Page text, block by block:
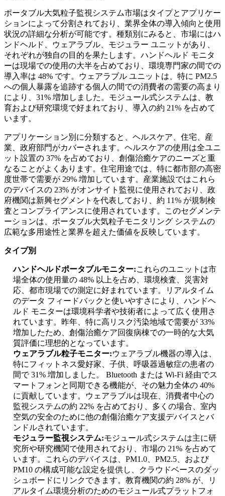
ポータブル大気粒子監視システム市場はタイプとアプリケー
ションによって分割されており、業界全体の導入傾向と使用
状況の詳細な分析が可能です。種類別にみると、市場にはハ
ンドヘルド、ウェアラブル、モジュラー ユニットがあり、
それぞれが独自の目的を果たします。ハンドヘルド モニタ
ーは現場での使用の大半を占めており、環境専門家の間での
導入率は 48% です。ウェアラブル ユニットは、特に PM2.5
への個人暴露を追跡する個人の間での消費者の需要の高まり
により、31% 増加しました。モジュール式システムは、教
育および研究環境で好まれており、導入の約 21% を占めて
います。
アプリケーション別に分類すると、ヘルスケア、住宅、産
業、政府部門がカバーされます。ヘルスケアの使用は全ユニ
ット設置の 37% を占めており、創傷治癒ケアのニーズと重
なることがよくあります。住宅用途では、特に都市部の高密
度世帯で需要が 29% 増加しています。産業施設ではこれら
のデバイスの 23% がオンサイト監視に使用されており、政
府機関は新興セグメントを代表しており、約 11% が規制検
査とコンプライアンスに使用されています。このセグメンテ
ーションは、ポータブル大気粒子モニタリング システムの
広範な多用途性と業界を超えた価値を反映しています。
タイプ別
ハンドヘルドポータブルモニター:これらのユニットは市
場全体の使用量の 48% 以上を占め、環境検査、災害対
応、都市現場での測定に好まれています。リアルタイム
のデータ フィードバックと使いやすさにより、ハンドヘ
ルド モニターは環境科学者や技術者によって広く使用さ
れています。昨年、特に高リスク汚染地域で需要が 33%
増加したため、創傷治癒ケア回復病棟での一時的な大気
質評価に理想的となっています。
ウェアラブル粒子モニター:ウェアラブル機器の導入は、
特にフィットネス愛好家、子供、呼吸器過敏症の患者の
間で 31% 増加しました。 Bluetooth または Wi-Fi 経由でス
マートフォンと同期できる機能が、その魅力全体の 40%
に貢献しています。ウェアラブルは現在、消費者中心の
監視システムの約 22% を占めており、多くの場合、室内
空気の安全のために他の創傷治癒ケア支援デバイスとバ
ンドルされています。
モジュラー監視システム:モジュール式システムは主に研
究所や研究機関で使用されており、市場の 21% を占めて
います。これらのデバイスは、PM1.0、PM2.5、および
PM10 の構成可能な設定を提供し、クラウドベースのダッ
シュボードにリンクできます。教育機関の約 28% が、リ
アルタイム環境分析のためのモジュール式プラットフォ